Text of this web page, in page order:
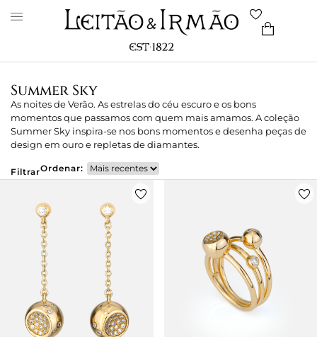
Summer Sky
As noites de Verão. As estrelas do céu escuro e os bons
momentos que passamos com quem mais amamos. A coleção
Summer Sky inspira-se nos bons momentos e desenha peças de
design em ouro e repletas de diamantes.
FiltrarOrdenar: